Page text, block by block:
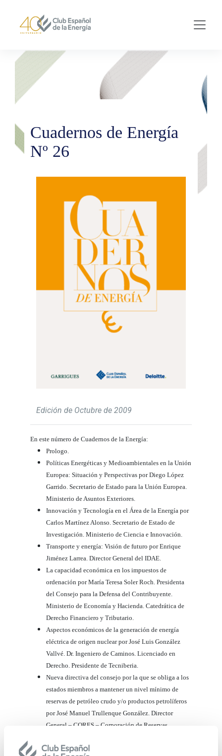
Cuadernos de Energía
Nº 26
Edición de Octubre de 2009
En este número de Cuadernos de la Energía:
Prologo.
Políticas Energéticas y Medioambientales en la Unión
Europea: Situación y Perspectivas por Diego López
Garrido. Secretario de Estado para la Unión Europea.
Ministerio de Asuntos Exteriores.
Innovación y Tecnología en el Área de la Energía por
Carlos Martínez Alonso. Secretario de Estado de
Investigación. Ministerio de Ciencia e Innovación.
Transporte y energía: Visión de futuro por Enrique
Jiménez Larrea. Director General del IDAE.
La capacidad económica en los impuestos de
ordenación por María Teresa Soler Roch. Presidenta
del Consejo para la Defensa del Contribuyente.
Ministerio de Economía y Hacienda. Catedrática de
Derecho Financiero y Tributario.
Aspectos económicos de la generación de energía
eléctrica de origen nuclear por José Luis González
Vallvé. Dr. Ingeniero de Caminos. Licenciado en
Derecho. Presidente de Tecniberia.
Nueva directiva del consejo por la que se obliga a los
estados miembros a mantener un nivel mínimo de
reservas de petróleo crudo y/o productos petrolíferos
por José Manuel Trullenque González. Director
General – CORES – Corporación de Reservas
Nuevos desafios en el desarrollo de las energías